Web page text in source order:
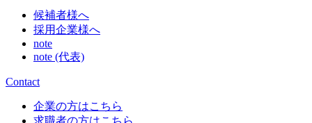
候補者様へ
採用企業様へ
note
note (代表)
Contact
企業の方はこちら
求職者の方はこちら